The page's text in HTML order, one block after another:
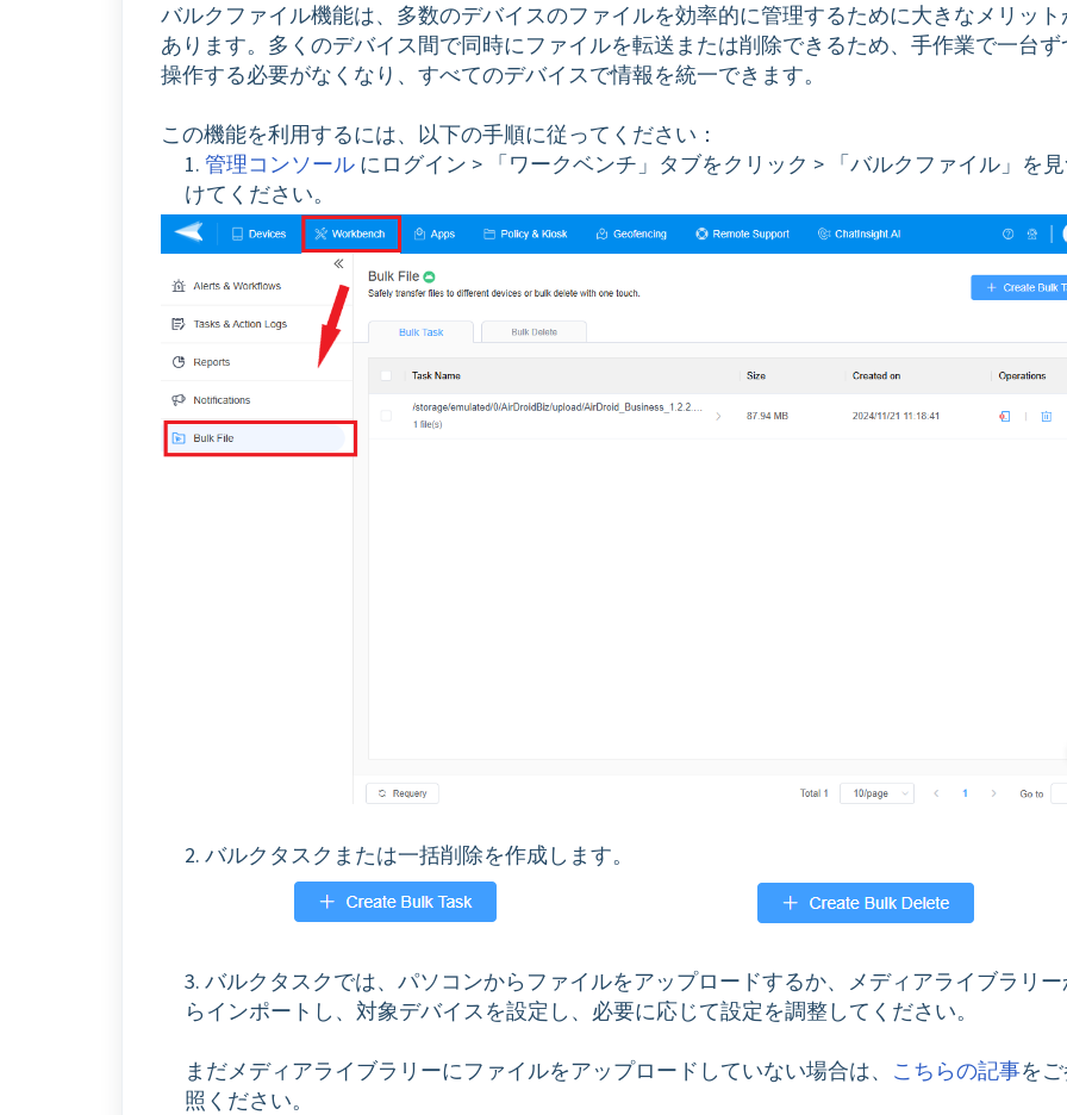
バルクファイル機能は、多数のデバイスのファイルを効率的に管理するために大きなメリット
あります。多くのデバイス間で同時にファイルを転送または削除できるため、手作業で一台ず
操作する必要がなくなり、すべてのデバイスで情報を統一できます。
この機能を利用するには、以下の手順に従ってください：
1. 管理コンソール にログイン > 「ワークベンチ」タブをクリック > 「バルクファイル」を
けてください。
2. バルクタスクまたは一括削除を作成します。
3. バルクタスクでは、パソコンからファイルをアップロードするか、メディアライブラリ
らインポートし、対象デバイスを設定し、必要に応じて設定を調整してください。
まだメディアライブラリーにファイルをアップロードしていない場合は、 こちらの記事を
照ください。